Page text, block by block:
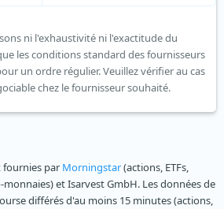
ni l'exhaustivité ni l'exactitude du
les conditions standard des fournisseurs
un ordre régulier. Veuillez vérifier au cas
chez le fournisseur souhaité.
fournies par Morningstar(actions, ETFs,
et Isarvest GmbH. Les données de
différés d'au moins 15 minutes (actions,